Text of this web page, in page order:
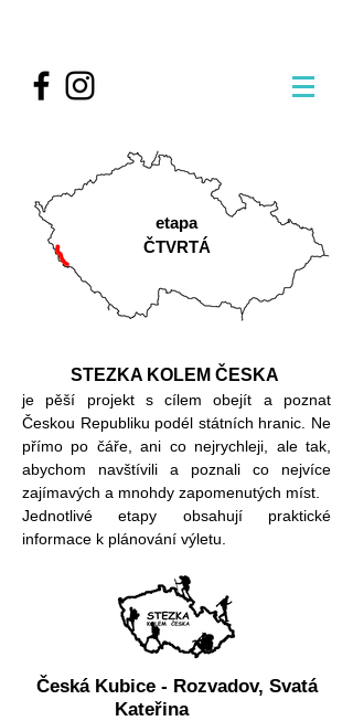
etapa
ČTVRTÁ
STEZKA KOLEM ČESKA
je pěší projekt s cílem obejít a poznat
Českou Republiku podél státních hranic. Ne
přímo po čáře, ani co nejrychleji, ale tak,
abychom navštívili a poznali co nejvíce
zajímavých a mnohdy zapomenutých míst.
Jednotlivé etapy obsahují praktické
informace k plánování výletu.
Česká Kubice - Rozvadov, Svatá
Kateřina